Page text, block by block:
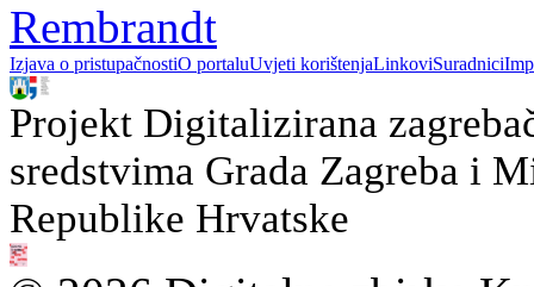
Rembrandt
Izjava o pristupačnostiO portaluUvjeti korištenjaLinkoviSuradnici
Projekt Digitalizirana
sredstvima Grada Zagreba i
Republike Hrvatske